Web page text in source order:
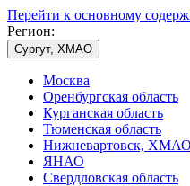
Перейти к основному
Регион:
Сургут, ХМАО
Москва
Оренбургская область
Курганская область
Тюменская область
Нижневартовск, ХМАО
ЯНАО
Свердловская область